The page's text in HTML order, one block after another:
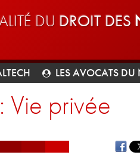
DU DROIT DES
LES AVOCATS DU
Vie privée